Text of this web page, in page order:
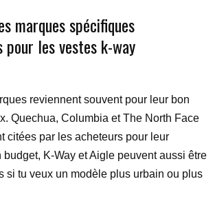
marques spécifiques
pour les vestes k-way
reviennent souvent pour leur bon
Quechua, Columbia et The North Face
citées par les acheteurs pour leur
K-Way et Aigle peuvent aussi être
si tu veux un modèle plus urbain ou plus